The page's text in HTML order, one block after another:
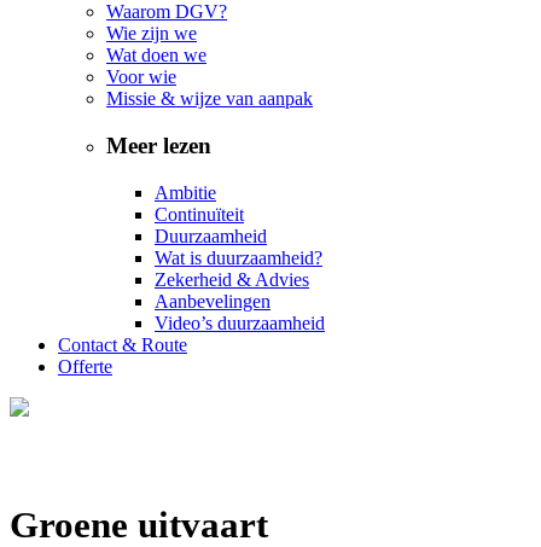
Waarom DGV?
Wie zijn we
Wat doen we
Voor wie
Missie & wijze van aanpak
Meer lezen
Ambitie
Continuïteit
Duurzaamheid
Wat is duurzaamheid?
Zekerheid & Advies
Aanbevelingen
Video’s duurzaamheid
Contact & Route
Offerte
Groene uitvaart